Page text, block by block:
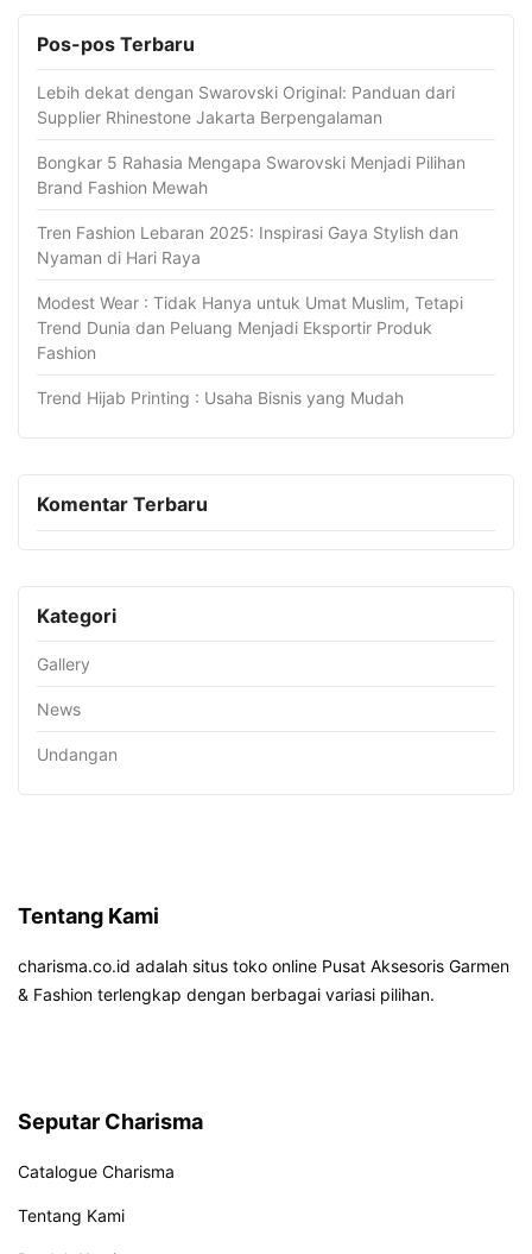
Pos-pos Terbaru
Lebih dekat dengan Swarovski Original: Panduan dari
Supplier Rhinestone Jakarta Berpengalaman
Bongkar 5 Rahasia Mengapa Swarovski Menjadi Pilihan
Brand Fashion Mewah
Tren Fashion Lebaran 2025: Inspirasi Gaya Stylish dan
Nyaman di Hari Raya
Modest Wear : Tidak Hanya untuk Umat Muslim, Tetapi
Trend Dunia dan Peluang Menjadi Eksportir Produk
Fashion
Trend Hijab Printing : Usaha Bisnis yang Mudah
Komentar Terbaru
Kategori
Gallery
News
Undangan
Tentang Kami
charisma.co.id adalah situs toko online Pusat Aksesoris Garmen
& Fashion terlengkap dengan berbagai variasi pilihan.
Seputar Charisma
Catalogue Charisma
Tentang Kami